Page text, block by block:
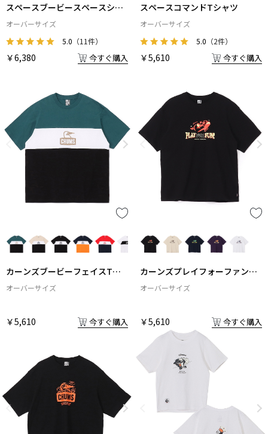
スペースブービースペースシッ
プポケットTシャツ
オーバーサイズ
5.0 （11件）
￥6,380 今すぐ購入
スペースコマンドTシャツ
オーバーサイズ
5.0 （2件）
￥5,610 今すぐ購入
カーンズブービーフェイスTシ
ャツ
オーバーサイズ
￥5,610 今すぐ購入
カーンズプレイフォーファン！
Tシャツ
オーバーサイズ
￥5,610 今すぐ購入